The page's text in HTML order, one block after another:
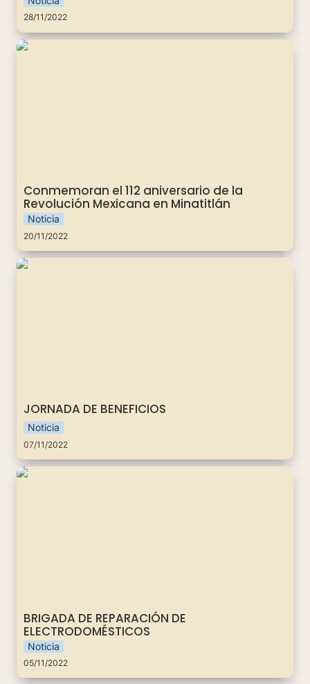
28/11/2022
Conmemoran el 112 aniversario de la Revolución
Conmemoran el 112 aniversario de la
Revolución Mexicana en Minatitlán
Noticia
20/11/2022
JORNADA DE BENEFICIOS
JORNADA DE BENEFICIOS
Noticia
07/11/2022
BRIGADA DE REPARACIÓN DE
BRIGADA DE REPARACIÓN DE
ELECTRODOMÉSTICOS
Noticia
05/11/2022